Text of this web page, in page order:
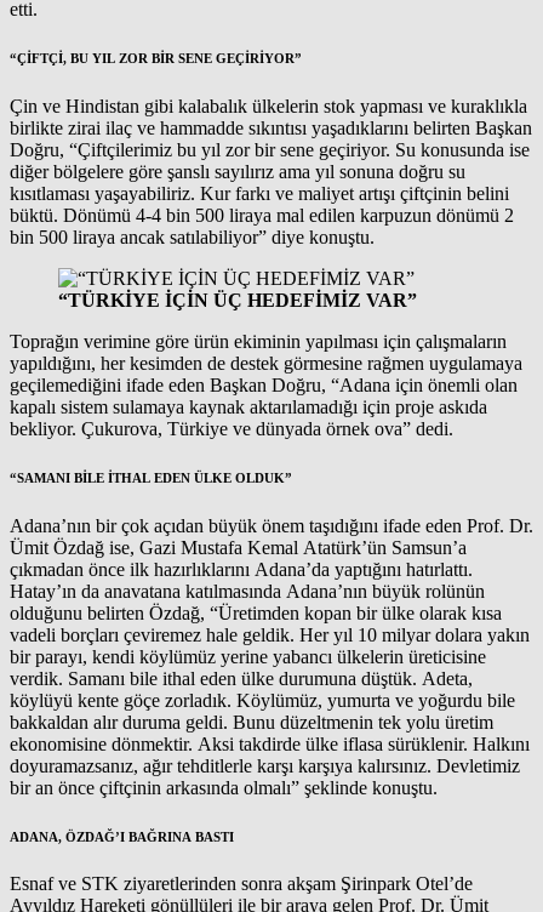
etti.
“ÇİFTÇİ, BU YIL ZOR BİR SENE GEÇİRİYOR”
Çin ve Hindistan gibi kalabalık ülkelerin stok yapması ve kuraklıkla
birlikte zirai ilaç ve hammadde sıkıntısı yaşadıklarını belirten Başkan
Doğru, “Çiftçilerimiz bu yıl zor bir sene geçiriyor. Su konusunda ise
diğer bölgelere göre şanslı sayılırız ama yıl sonuna doğru su
kısıtlaması yaşayabiliriz. Kur farkı ve maliyet artışı çiftçinin belini
büktü. Dönümü 4-4 bin 500 liraya mal edilen karpuzun dönümü 2
bin 500 liraya ancak satılabiliyor” diye konuştu.
“TÜRKİYE İÇİN ÜÇ HEDEFİMİZ VAR”
Toprağın verimine göre ürün ekiminin yapılması için çalışmaların
yapıldığını, her kesimden de destek görmesine rağmen uygulamaya
geçilemediğini ifade eden Başkan Doğru, “Adana için önemli olan
kapalı sistem sulamaya kaynak aktarılamadığı için proje askıda
bekliyor. Çukurova, Türkiye ve dünyada örnek ova” dedi.
“SAMANI BİLE İTHAL EDEN ÜLKE OLDUK”
Adana’nın bir çok açıdan büyük önem taşıdığını ifade eden Prof. Dr.
Ümit Özdağ ise, Gazi Mustafa Kemal Atatürk’ün Samsun’a
çıkmadan önce ilk hazırlıklarını Adana’da yaptığını hatırlattı.
Hatay’ın da anavatana katılmasında Adana’nın büyük rolünün
olduğunu belirten Özdağ, “Üretimden kopan bir ülke olarak kısa
vadeli borçları çeviremez hale geldik. Her yıl 10 milyar dolara yakın
bir parayı, kendi köylümüz yerine yabancı ülkelerin üreticisine
verdik. Samanı bile ithal eden ülke durumuna düştük. Adeta,
köylüyü kente göçe zorladık. Köylümüz, yumurta ve yoğurdu bile
bakkaldan alır duruma geldi. Bunu düzeltmenin tek yolu üretim
ekonomisine dönmektir. Aksi takdirde ülke iflasa sürüklenir. Halkını
doyuramazsanız, ağır tehditlerle karşı karşıya kalırsınız. Devletimiz
bir an önce çiftçinin arkasında olmalı” şeklinde konuştu.
ADANA, ÖZDAĞ’I BAĞRINA BASTI
Esnaf ve STK ziyaretlerinden sonra akşam Şirinpark Otel’de
Ayyıldız Hareketi gönüllüleri ile bir araya gelen Prof. Dr. Ümit